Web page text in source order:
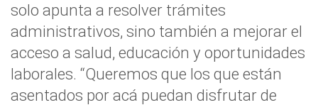
solo apunta a resolver trámites
administrativos, sino también a mejorar el
acceso a salud, educación y oportunidades
laborales. “Queremos que los que están
asentados por acá puedan disfrutar de